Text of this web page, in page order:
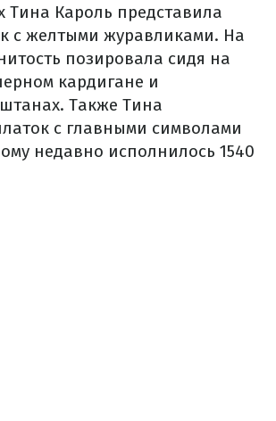
Тина Кароль представила
с желтыми журавликами. На
позировала сидя на
кардигане и
Также Тина
с главными символами
недавно исполнилось 1540